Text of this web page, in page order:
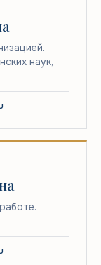
наук,